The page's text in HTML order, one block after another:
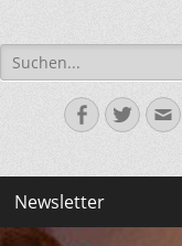
Suche
nach:
Facebook
Newsletter